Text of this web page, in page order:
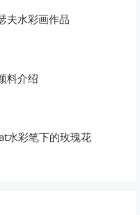
夫水彩画作品
料介绍
水彩笔下的玫瑰花